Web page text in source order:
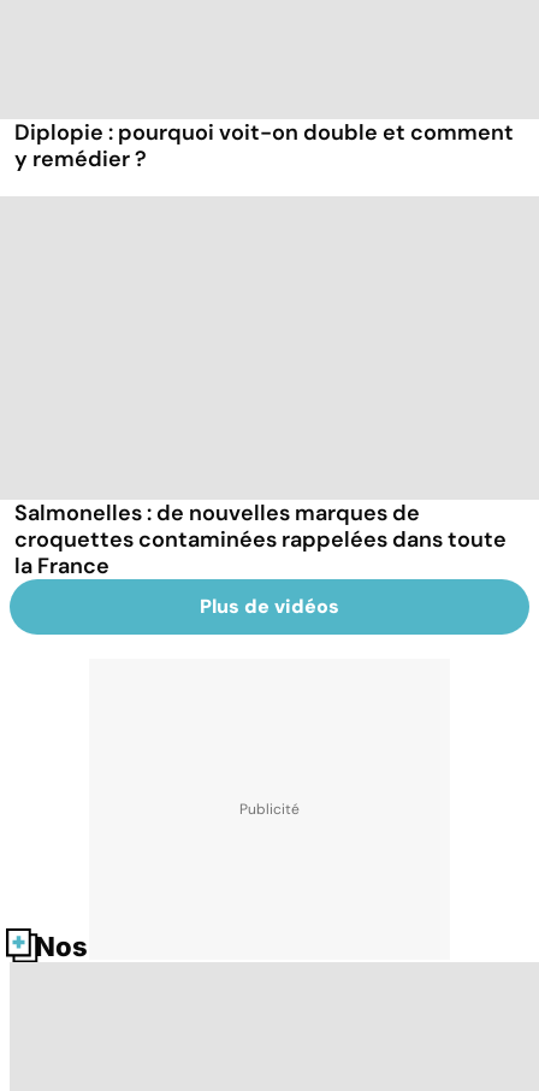
Diplopie : pourquoi voit-on double et comment
y remédier ?
Salmonelles : de nouvelles marques de
croquettes contaminées rappelées dans toute
la France
Plus de vidéos
Nos fiches santé